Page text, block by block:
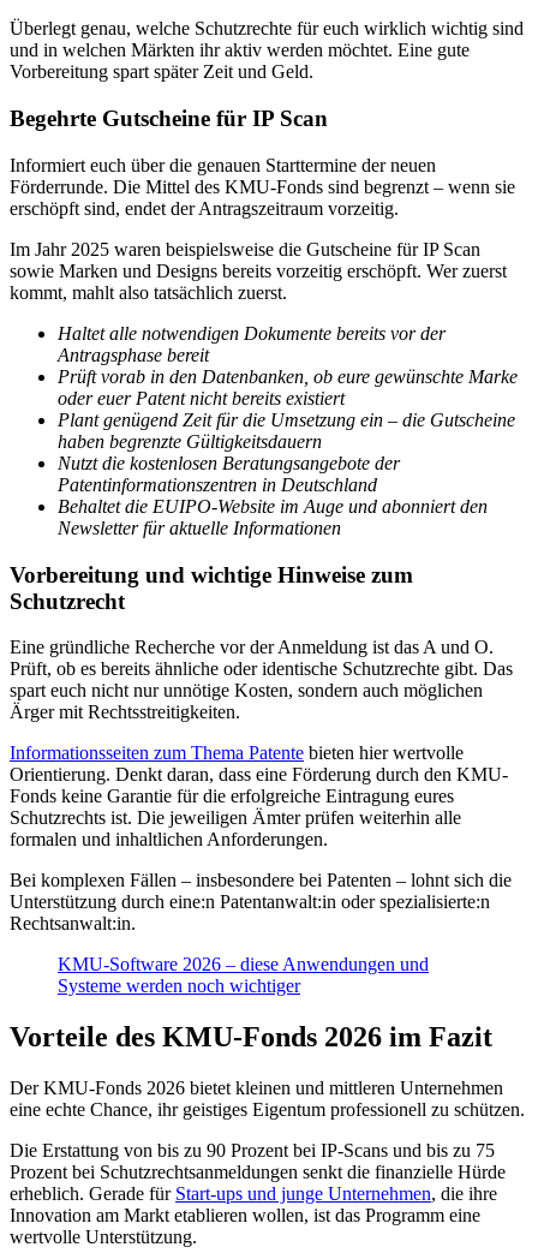
Überlegt genau, welche Schutzrechte für euch wirklich wichtig sind
und in welchen Märkten ihr aktiv werden möchtet. Eine gute
Vorbereitung spart später Zeit und Geld.
Begehrte Gutscheine für IP Scan
Informiert euch über die genauen Starttermine der neuen
Förderrunde. Die Mittel des KMU-Fonds sind begrenzt – wenn sie
erschöpft sind, endet der Antragszeitraum vorzeitig.
Im Jahr 2025 waren beispielsweise die Gutscheine für IP Scan
sowie Marken und Designs bereits vorzeitig erschöpft. Wer zuerst
kommt, mahlt also tatsächlich zuerst.
Haltet alle notwendigen Dokumente bereits vor der
Antragsphase bereit
Prüft vorab in den Datenbanken, ob eure gewünschte Marke
oder euer Patent nicht bereits existiert
Plant genügend Zeit für die Umsetzung ein – die Gutscheine
haben begrenzte Gültigkeitsdauern
Nutzt die kostenlosen Beratungsangebote der
Patentinformationszentren in Deutschland
Behaltet die EUIPO-Website im Auge und abonniert den
Newsletter für aktuelle Informationen
Vorbereitung und wichtige Hinweise zum
Schutzrecht
Eine gründliche Recherche vor der Anmeldung ist das A und O.
Prüft, ob es bereits ähnliche oder identische Schutzrechte gibt. Das
spart euch nicht nur unnötige Kosten, sondern auch möglichen
Ärger mit Rechtsstreitigkeiten.
Informationsseiten zum Thema Patente bieten hier wertvolle
Orientierung. Denkt daran, dass eine Förderung durch den KMU-
Fonds keine Garantie für die erfolgreiche Eintragung eures
Schutzrechts ist. Die jeweiligen Ämter prüfen weiterhin alle
formalen und inhaltlichen Anforderungen.
Bei komplexen Fällen – insbesondere bei Patenten – lohnt sich die
Unterstützung durch eine:n Patentanwalt:in oder spezialisierte:n
Rechtsanwalt:in.
KMU-Software 2026 – diese Anwendungen und
Systeme werden noch wichtiger
Vorteile des KMU-Fonds 2026 im Fazit
Der KMU-Fonds 2026 bietet kleinen und mittleren Unternehmen
eine echte Chance, ihr geistiges Eigentum professionell zu schützen.
Die Erstattung von bis zu 90 Prozent bei IP-Scans und bis zu 75
Prozent bei Schutzrechtsanmeldungen senkt die finanzielle Hürde
erheblich. Gerade für Start-ups und junge Unternehmen, die ihre
Innovation am Markt etablieren wollen, ist das Programm eine
wertvolle Unterstützung.